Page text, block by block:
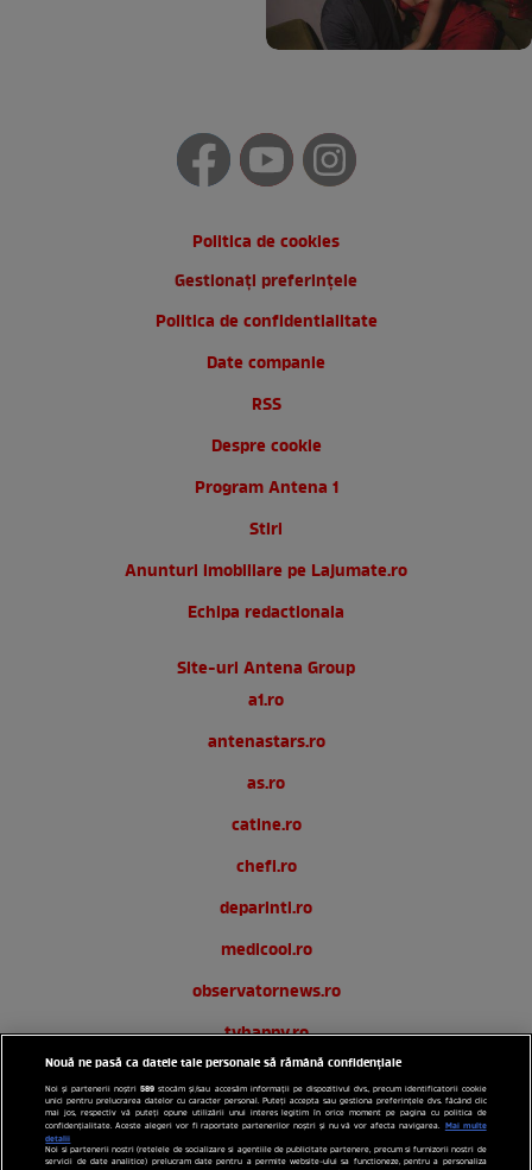
Politica de cookies
Gestionați preferințele
Politica de confidentialitate
Date companie
RSS
Despre cookie
Program Antena 1
Stiri
Anunturi imobiliare pe Lajumate.ro
Echipa redactionala
Site-uri Antena Group
a1.ro
antenastars.ro
as.ro
catine.ro
chefi.ro
deparinti.ro
medicool.ro
observatornews.ro
tvhappy.ro
useit.ro
zutv.ro
Trends AntenaPLAY
Nouă ne pasă ca datele tale personale să rămână confidențiale
Noi și partenerii noștri589 stocăm și/sau accesăm informații pe dispozitivul dvs., precum identificatorii cookie
unici pentru prelucrarea datelor cu caracter personal. Puteți accepta sau gestiona preferințele dvs. făcând clic
mai jos, respectiv vă puteți opune utilizării unui interes legitim în orice moment pe pagina cu politica de
confidențialitate. Aceste alegeri vor fi raportate partenerilor noștri și nu vă vor afecta navigarea. Mai multe
detalii
Noi si partenerii nostri (retelele de socializare si agentiile de publicitate partenere, precum si furnizorii nostri de
servicii de date analitice) prelucram date pentru a permite website-ului sa functioneze, pentru a personaliza